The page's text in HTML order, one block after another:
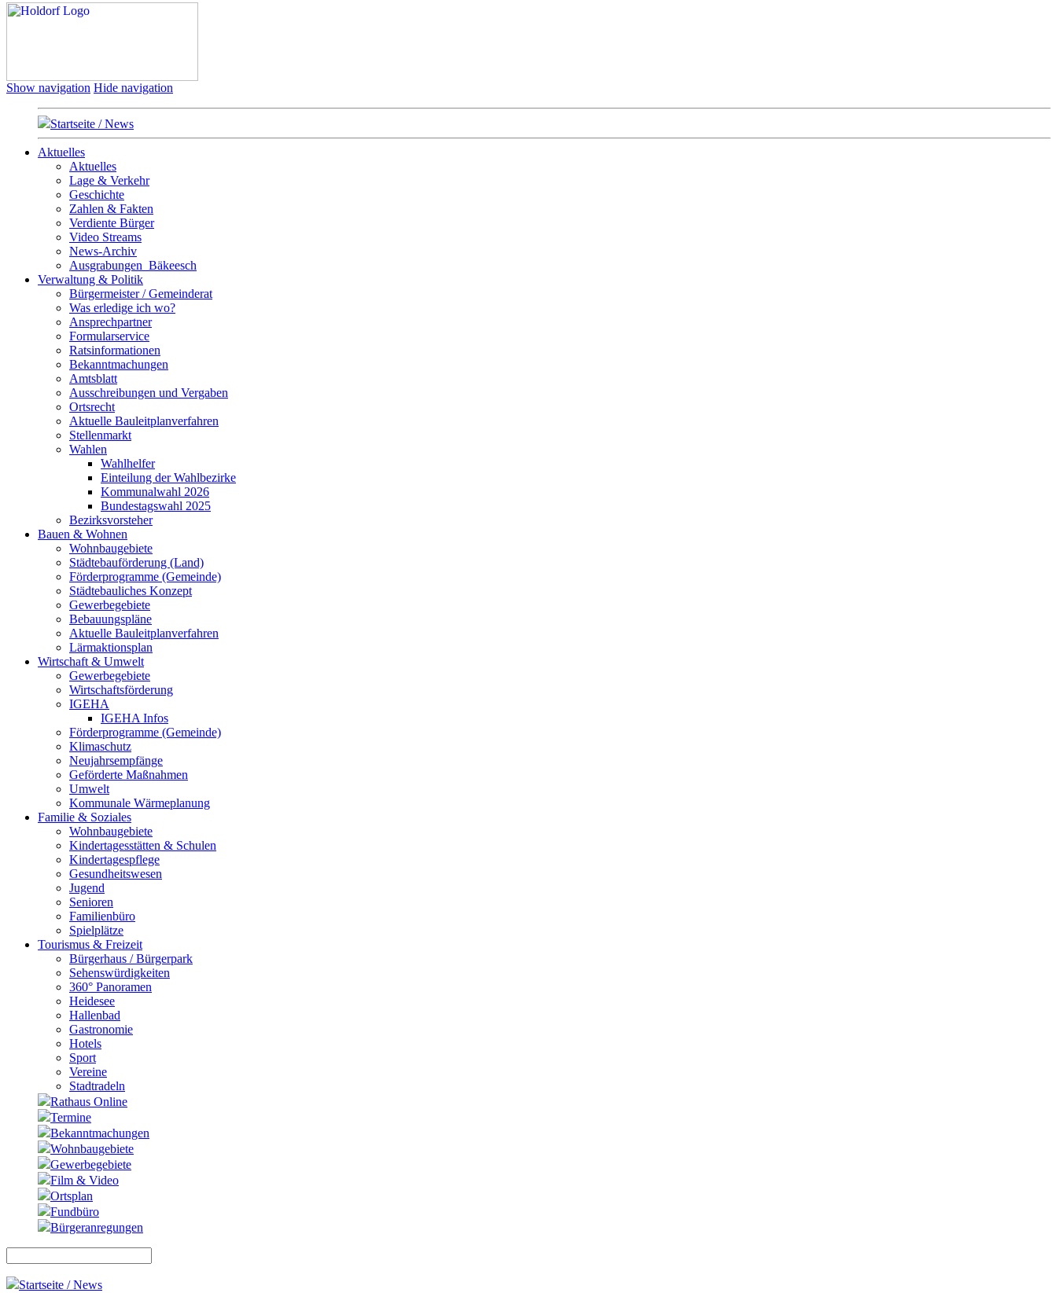
Show navigation Hide navigation
Startseite / News
Aktuelles
Aktuelles
Lage & Verkehr
Geschichte
Zahlen & Fakten
Verdiente Bürger
Video Streams
News-Archiv
Ausgrabungen_Bäkeesch
Verwaltung & Politik
Bürgermeister / Gemeinderat
Was erledige ich wo?
Ansprechpartner
Formularservice
Ratsinformationen
Bekanntmachungen
Amtsblatt
Ausschreibungen und Vergaben
Ortsrecht
Aktuelle Bauleitplanverfahren
Stellenmarkt
Wahlen
Wahlhelfer
Einteilung der Wahlbezirke
Kommunalwahl 2026
Bundestagswahl 2025
Bezirksvorsteher
Bauen & Wohnen
Wohnbaugebiete
Städtebauförderung (Land)
Förderprogramme (Gemeinde)
Städtebauliches Konzept
Gewerbegebiete
Bebauungspläne
Aktuelle Bauleitplanverfahren
Lärmaktionsplan
Wirtschaft & Umwelt
Gewerbegebiete
Wirtschaftsförderung
IGEHA
IGEHA Infos
Förderprogramme (Gemeinde)
Klimaschutz
Neujahrsempfänge
Geförderte Maßnahmen
Umwelt
Kommunale Wärmeplanung
Familie & Soziales
Wohnbaugebiete
Kindertagesstätten & Schulen
Kindertagespflege
Gesundheitswesen
Jugend
Senioren
Familienbüro
Spielplätze
Tourismus & Freizeit
Bürgerhaus / Bürgerpark
Sehenswürdigkeiten
360° Panoramen
Heidesee
Hallenbad
Gastronomie
Hotels
Sport
Vereine
Stadtradeln
Rathaus Online
Termine
Bekanntmachungen
Wohnbaugebiete
Gewerbegebiete
Film & Video
Ortsplan
Fundbüro
Bürgeranregungen
Startseite / News